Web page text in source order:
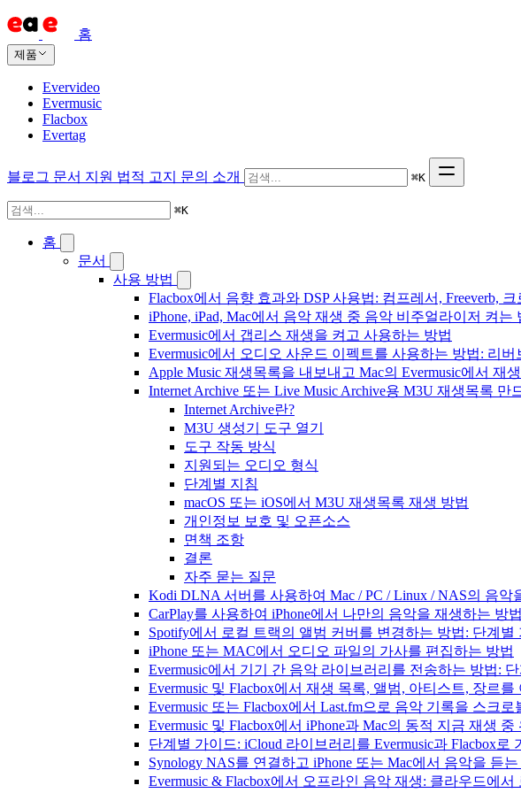
홈
제품
Evervideo
Evermusic
Flacbox
Evertag
블로그 문서 지원 법적 고지 문의 소개 ⌘K
⌘K
홈
문서
사용 방법
Flacbox에서 음향 효과와 DSP 사용법: 컴프레서, Freeverb,
iPhone, iPad, Mac에서 음악 재생 중 음악 비주얼라이저 켜는
Evermusic에서 갭리스 재생을 켜고 사용하는 방법
Evermusic에서 오디오 사운드 이펙트를 사용하는 방법: 리
Apple Music 재생목록을 내보내고 Mac의 Evermusic에서 재
Internet Archive 또는 Live Music Archive용 M3U 재생목록 만
Internet Archive란?
M3U 생성기 도구 열기
도구 작동 방식
지원되는 오디오 형식
단계별 지침
macOS 또는 iOS에서 M3U 재생목록 재생 방법
개인정보 보호 및 오픈소스
면책 조항
결론
자주 묻는 질문
Kodi DLNA 서버를 사용하여 Mac / PC / Linux / NAS의 음악
CarPlay를 사용하여 iPhone에서 나만의 음악을 재생하는 방법
Spotify에서 로컬 트랙의 앨범 커버를 변경하는 방법: 단계
iPhone 또는 MAC에서 오디오 파일의 가사를 편집하는 방법
Evermusic에서 기기 간 음악 라이브러리를 전송하는 방법:
Evermusic 및 Flacbox에서 재생 목록, 앨범, 아티스트, 장르
Evermusic 또는 Flacbox에서 Last.fm으로 음악 기록을 스크로
Evermusic 및 Flacbox에서 iPhone과 Mac의 동적 지금 재생
단계별 가이드: iCloud 라이브러리를 Evermusic과 Flacbox로
Synology NAS를 연결하고 iPhone 또는 Mac에서 음악을 듣는
Evermusic & Flacbox에서 오프라인 음악 재생: 클라우드에